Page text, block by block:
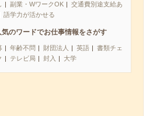
副業・WワークOK
交通費別途支給あ
語学力が活かせる
気のワードでお仕事情報をさがす
年齢不問 財団法人 英語
書類チェ
テレビ局 封入 大学